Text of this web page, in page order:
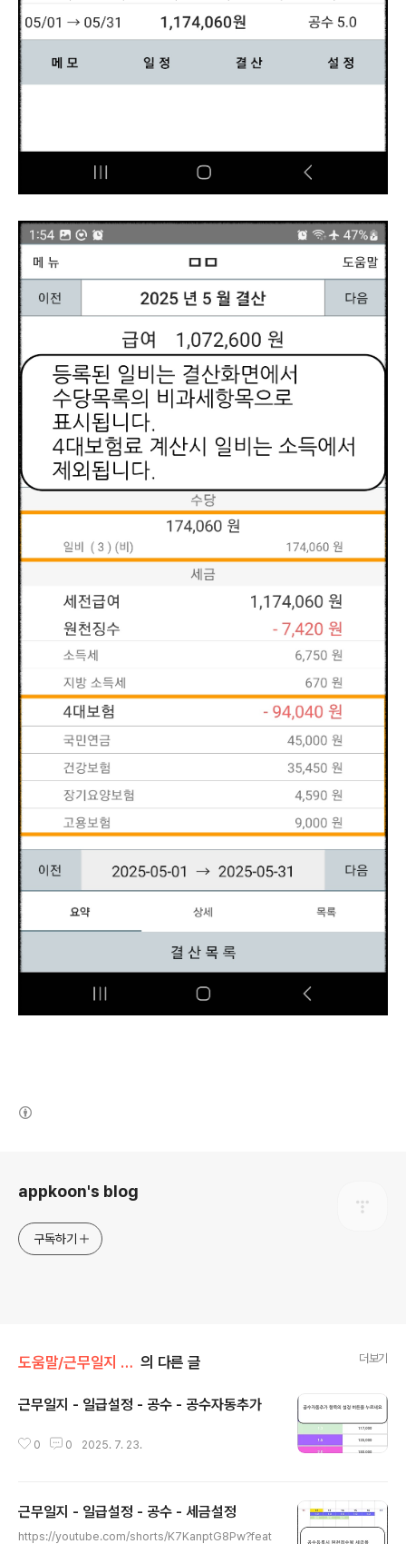
appkoon's blog
구독하기
도움말/근무일지 (안드로이드) 의 다른 글 더보기
근무일지 - 일급설정 - 공수 - 공수자동추가
0 0 2025. 7. 23.
근무일지 - 일급설정 - 공수 - 세금설정
https://youtube.com/shorts/K7KanptG8Pw?feat